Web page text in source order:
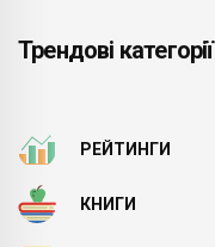
Трендові категорії
РЕЙТИНГИ
КНИГИ